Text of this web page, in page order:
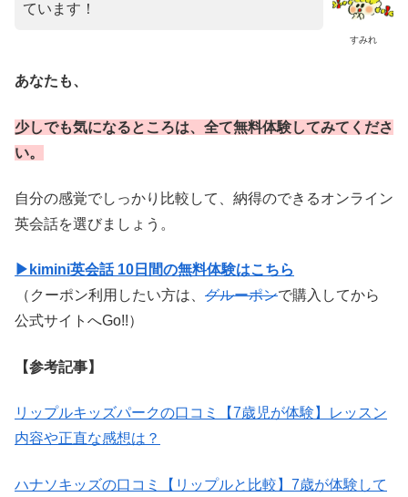
すみれ
ています！
あなたも、
少しでも気になるところは、全て無料体験してみてくださ
い。
自分の感覚でしっかり比較して、納得のできるオンライン
英会話を選びましょう。
▶kimini英会話 10日間の無料体験はこちら
（クーポン利用したい方は、 グルーポンで購入してから
公式サイトへGo!!）
【参考記事】
リップルキッズパークの口コミ【7歳児が体験】レッスン
内容や正直な感想は？
ハナソキッズの口コミ【リップルと比較】7歳が体験して